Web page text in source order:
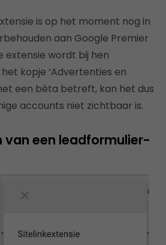
is op het moment nog in
aan Google Premier
extensie wordt bij hen
kopje ‘Advertenties en
een bèta betreft, kan het dus
accounts niet zichtbaar is.
van een leadformulier-